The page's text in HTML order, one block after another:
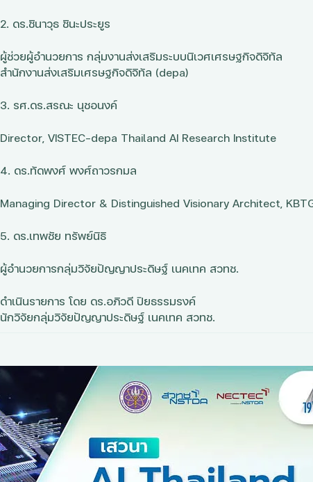
2. ดร.ชินาวุธ ชินะประยูร
ผู้ช่วยผู้อำนวยการ กลุ่มงานส่งเสริมระบบนิเวศเศรษฐกิจดิจิทัล
สำนักงานส่งเสริมเศรษฐกิจดิจิทัล (depa)
3. รศ.ดร.สรณะ นุชอนงค์
Director, VISTEC-depa Thailand AI Research Institute
4. ดร.ทัดพงศ์ พงศ์ถาวรกมล
Managing Director & Distinguished Visionary Architect,
5. ดร.เทพชัย ทรัพย์นิธิ
ผู้อำนวยการกลุ่มวิจัยปัญญาประดิษฐ์ เนคเทค สวทช.
ดำเนินรายการ โดย ดร.อภิวดี ปิยธรรมรงค์
นักวิจัยกลุ่มวิจัยปัญญาประดิษฐ์ เนคเทค สวทช.